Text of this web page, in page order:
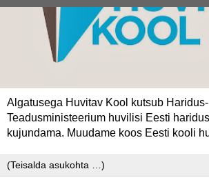
Algatusega Huvitav Kool kutsub
Teadusministeerium huvilisi Eesti
kujundama. Muudame koos Eesti kooli